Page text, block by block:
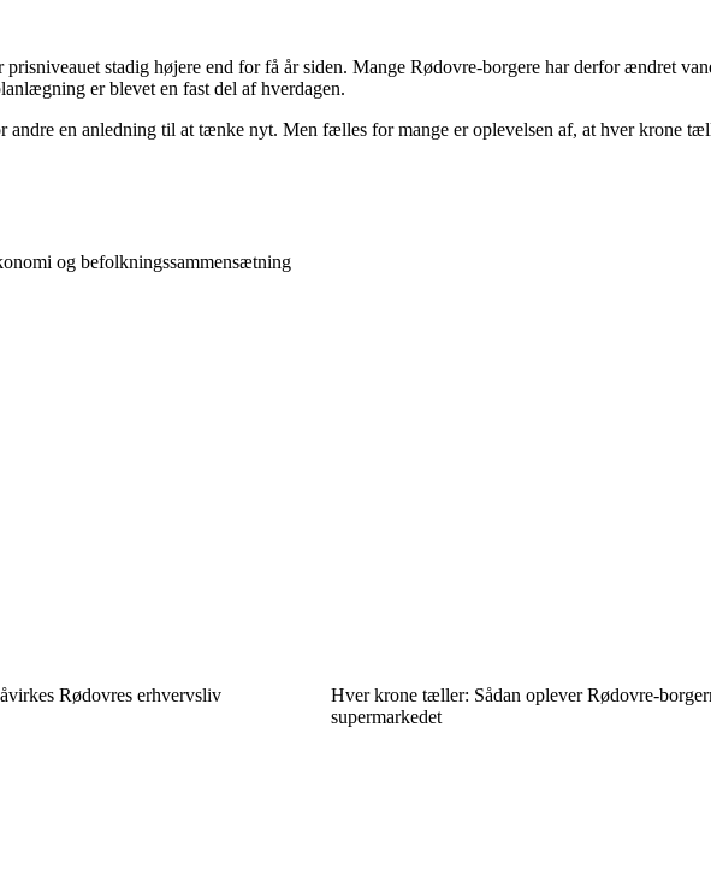
stadig højere end for få år siden. Mange Rødovre-borgere har derfor ændret
er blevet en fast del af hverdagen.
en anledning til at tænke nyt. Men fælles for mange er oplevelsen af, at hver krone
og befolkningssammensætning
Rødovres erhvervsliv
Hver krone tæller: Sådan oplever Rødovre-
supermarkedet